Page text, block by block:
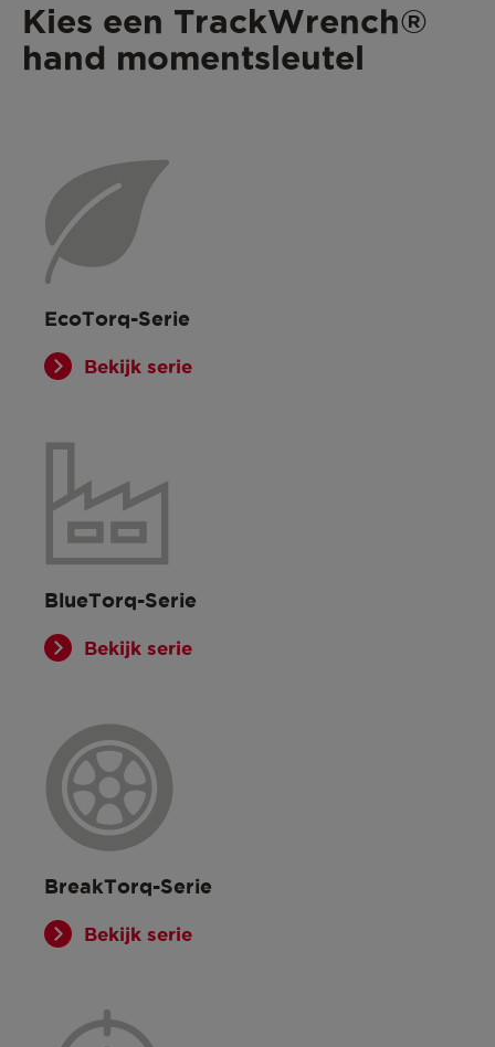
Kies een TrackWrench®
hand momentsleutel
EcoTorq-Serie
Bekijk serie
BlueTorq-Serie
Bekijk serie
BreakTorq-Serie
Bekijk serie